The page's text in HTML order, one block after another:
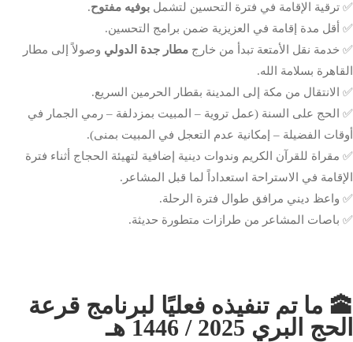
✅ ترقية الإقامة في فترة التحسين لتشمل بوفيه مفتوح.
✅ أقل مدة إقامة في العزيزية ضمن برامج التحسين.
✅ خدمة نقل الأمتعة تبدأ من خارج مطار جدة الدولي وصولاً إلى مطار
القاهرة بسلامة الله.
✅ الانتقال من مكة إلى المدينة بقطار الحرمين السريع.
✅ الحج على السنة (عمل تروية – المبيت بمزدلفة – رمي الجمار في
أوقات الفضيلة – إمكانية عدم التعجل في المبيت بمنى).
✅ مقراة للقرآن الكريم وندوات دينية إضافية لتهيئة الحجاج أثناء فترة
الإقامة في الاستراحة استعداداً لما قبل المشاعر.
✅ واعظ ديني مرافق طوال فترة الرحلة.
✅ باصات المشاعر من طرازات متطورة حديثة.
🕋 ما تم تنفيذه فعليًا لبرنامج قرعة
الحج البري 2025 / 1446 هـ